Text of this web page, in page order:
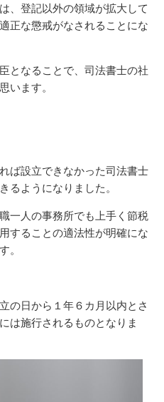
、登記以外の領域が拡大して
正な懲戒がなされることにな
となることで、司法書士の社
います。
ば設立できなかった司法書士
るようになりました。
一人の事務所でも上手く節税
することの適法性が明確にな
。
の日から１年６カ月以内とさ
は施行されるものとなりま